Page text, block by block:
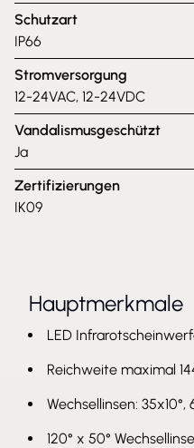
Schutzart
IP66
Stromversorgung
12-24VAC, 12-24VDC
Vandalismusgeschützt
Ja
Zertifizierungen
IK09
Hauptmerkmale
LED
Reichweite maximal
Wechsellinsen: 35x10°,
120° x 50°